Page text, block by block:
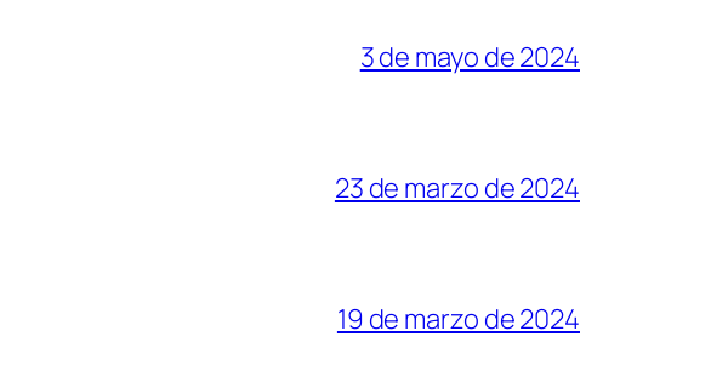
3 de mayo de 2024
23 de marzo de 2024
19 de marzo de 2024